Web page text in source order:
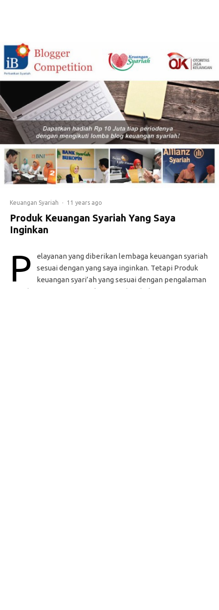
Keuangan Syariah · 11 years ago
Produk Keuangan Syariah Yang Saya
Inginkan
P
elayanan yang diberikan lembaga keuangan syariah
sesuai dengan yang saya inginkan. Tetapi Produk
keuangan syari’ah yang sesuai dengan pengalaman
yang baru saja saya ceritakan tersebut, belum sesuai